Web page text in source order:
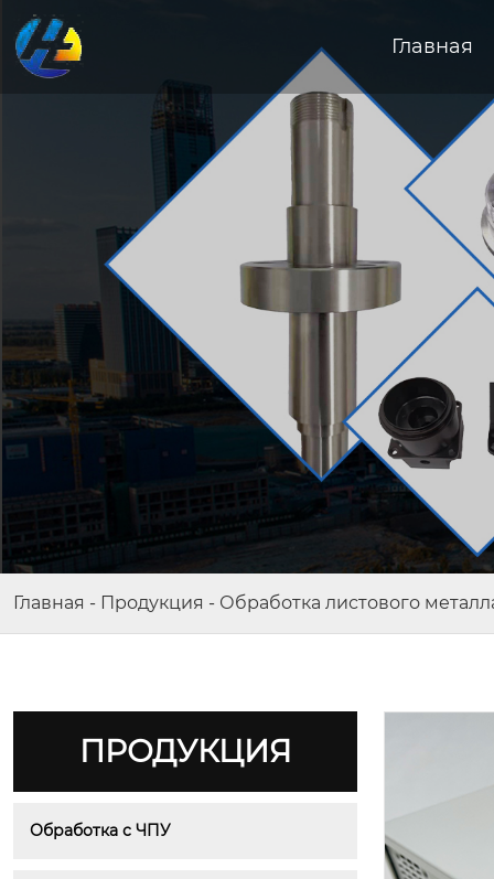
Главная
Главная - Продукция - Обработка листового
ПРОДУКЦИЯ
Обработка с ЧПУ